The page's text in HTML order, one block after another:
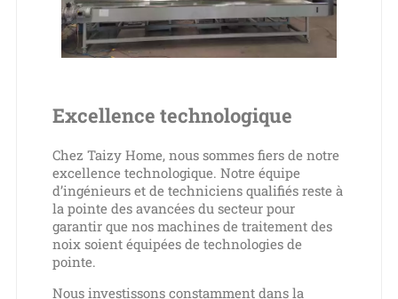
Excellence technologique
Chez Taizy Home, nous sommes fiers de notre
excellence technologique. Notre équipe
d’ingénieurs et de techniciens qualifiés reste à
la pointe des avancées du secteur pour
garantir que nos machines de traitement des
noix soient équipées de technologies de
pointe.
Nous investissons constamment dans la